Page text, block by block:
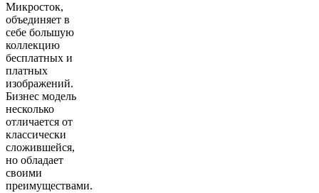
Микросток,
объединяет в
себе большую
коллекцию
бесплатных и
платных
изображений.
Бизнес модель
несколько
отличается от
классически
сложившейся,
но обладает
своими
преимуществами.